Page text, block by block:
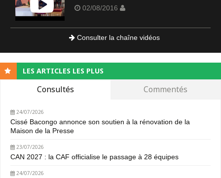
02/08/2016
Consulter la chaîne vidéos
LES ARTICLES LES PLUS
Consultés Commentés
24/07/2026
Cissé Bacongo annonce son soutien à la rénovation de la
Maison de la Presse
23/07/2026
CAN 2027 : la CAF officialise le passage à 28 équipes
24/07/2026